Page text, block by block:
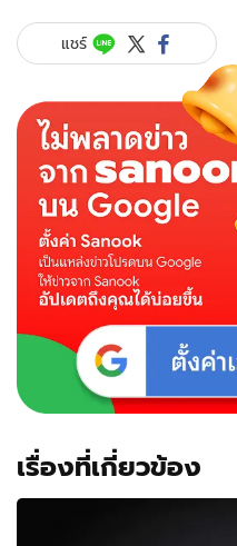
แชร์
เรื่องที่เกี่ยวข้อง